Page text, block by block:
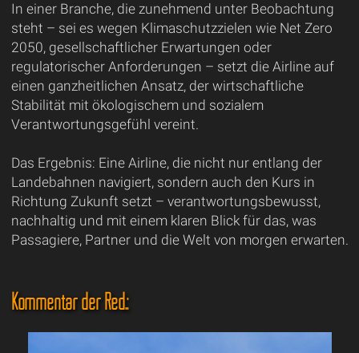
In einer Branche, die zunehmend unter Beobachtung
steht – sei es wegen Klimaschutzzielen wie Net Zero
2050, gesellschaftlicher Erwartungen oder
regulatorischer Anforderungen – setzt die Airline auf
einen ganzheitlichen Ansatz, der wirtschaftliche
Stabilität mit ökologischem und sozialem
Verantwortungsgefühl vereint.
Das Ergebnis: Eine Airline, die nicht nur entlang der
Landebahnen navigiert, sondern auch den Kurs in
Richtung Zukunft setzt – verantwortungsbewusst,
nachhaltig und mit einem klaren Blick für das, was
Passagiere, Partner und die Welt von morgen erwarten.
Kommentar der Red.: